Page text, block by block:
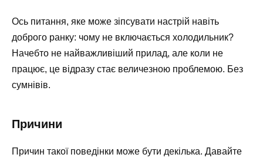
Ось питання, яке може зіпсувати настрій навіть
доброго ранку: чому не включається холодильник?
Начебто не найважливіший прилад, але коли не
працює, це відразу стає величезною проблемою. Без
сумнівів.
Причини
Причин такої поведінки може бути декілька. Давайте